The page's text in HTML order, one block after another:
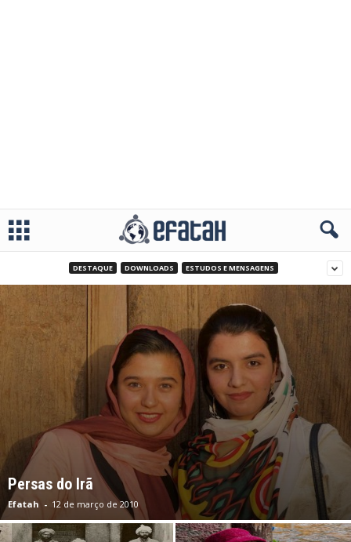
DESTAQUE DOWNLOADS ESTUDOS E MENSAGENS
Persas do Irã
Efatah - 12 de março de 2010